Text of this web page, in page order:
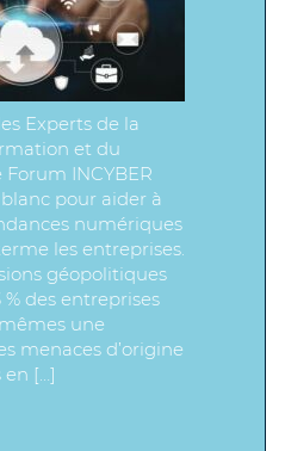
Experts de la
et du
INCYBER
pour aider à
numériques
les entreprises.
géopolitiques
des entreprises
une
menaces d’origine
[…]